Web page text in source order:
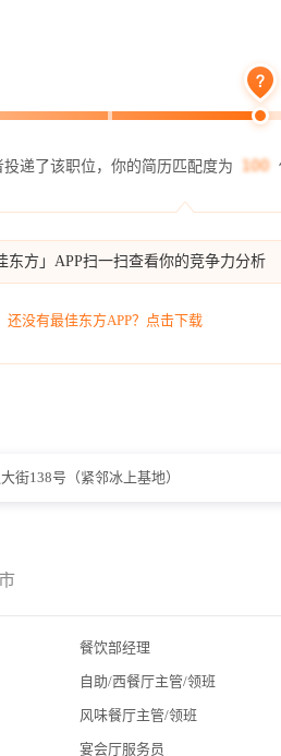
投递了该职位，你的简历匹配度为
东方」APP扫一扫查看你的竞争力分析
还没有最佳东方APP？点击下载
街138号（紧邻冰上基地）
餐饮部经理
自助/西餐厅主管/领班
风味餐厅主管/领班
宴会厅服务员